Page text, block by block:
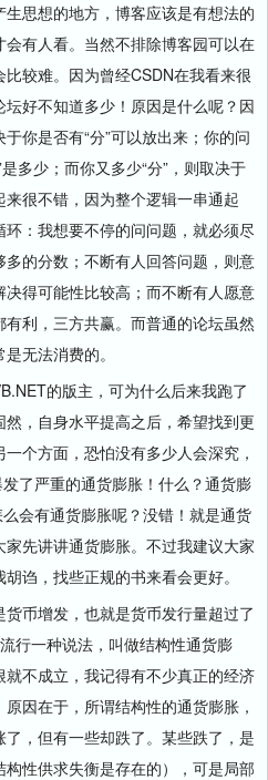
思想的地方，博客应该是有想法的
有人看。当然不排除博客园可以在
较难。因为曾经CSDN在我看来很
好不知道多少！原因是什么呢？因
你是否有“分”可以放出来；你的问
多少；而你又多少“分”，则取决于
很不错，因为整个逻辑一串通起
：我想要不停的问问题，就必须尽
的分数；不断有人回答问题，则意
得可能性比较高；而不断有人愿意
利，三方共赢。而普通的论坛虽然
无法消费的。
的版主，可为什么后来我跑了
，自身水平提高之后，希望找到更
个方面，恐怕没有多少人会深究，
了严重的通货膨胀！什么？通货膨
会有通货膨胀呢？没错！就是通货
先讲讲通货膨胀。不过我建议大家
诌，找些正规的书来看会更好。
币增发，也就是货币发行量超过了
行一种说法，叫做结构性通货膨
不成立，我记得有不少真正的经济
因在于，所谓结构性的通货膨胀，
，但有一些却跌了。某些跌了，是
性供求失衡是存在的），可是局部